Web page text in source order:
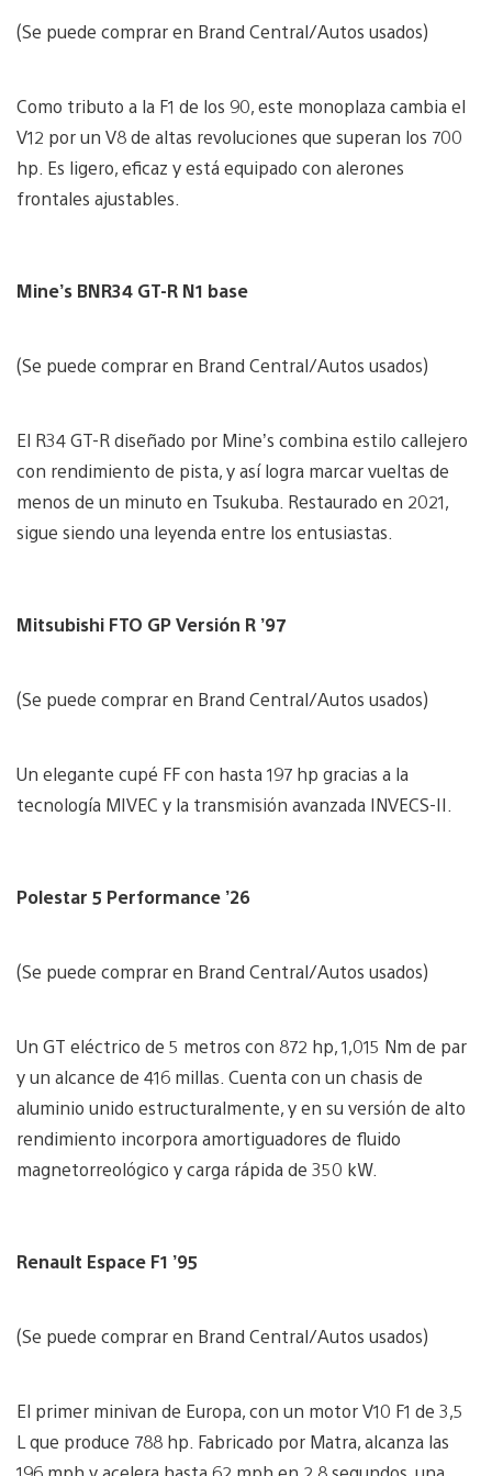
(Se puede comprar en Brand Central/Autos usados)
Como tributo a la F1 de los 90, este monoplaza cambia el
V12 por un V8 de altas revoluciones que superan los 700
hp. Es ligero, eficaz y está equipado con alerones
frontales ajustables.
Mine’s BNR34 GT-R N1 base
(Se puede comprar en Brand Central/Autos usados)
El R34 GT-R diseñado por Mine’s combina estilo callejero
con rendimiento de pista, y así logra marcar vueltas de
menos de un minuto en Tsukuba. Restaurado en 2021,
sigue siendo una leyenda entre los entusiastas.
Mitsubishi FTO GP Versión R ’97
(Se puede comprar en Brand Central/Autos usados)
Un elegante cupé FF con hasta 197 hp gracias a la
tecnología MIVEC y la transmisión avanzada INVECS-II.
Polestar 5 Performance ’26
(Se puede comprar en Brand Central/Autos usados)
Un GT eléctrico de 5 metros con 872 hp, 1,015 Nm de par
y un alcance de 416 millas. Cuenta con un chasis de
aluminio unido estructuralmente, y en su versión de alto
rendimiento incorpora amortiguadores de fluido
magnetorreológico y carga rápida de 350 kW.
Renault Espace F1 ’95
(Se puede comprar en Brand Central/Autos usados)
El primer minivan de Europa, con un motor V10 F1 de 3,5
L que produce 788 hp. Fabricado por Matra, alcanza las